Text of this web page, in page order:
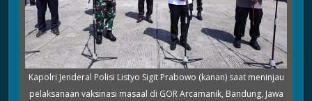
Kapolri Jenderal Polisi Listyo Sigit Prabowo (kanan) saat meninjau
pelaksanaan vaksinasi masaal di GOR Arcamanik, Bandung, Jawa